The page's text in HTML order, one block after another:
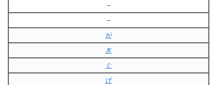
–
–
が
ぎ
ぐ
げ